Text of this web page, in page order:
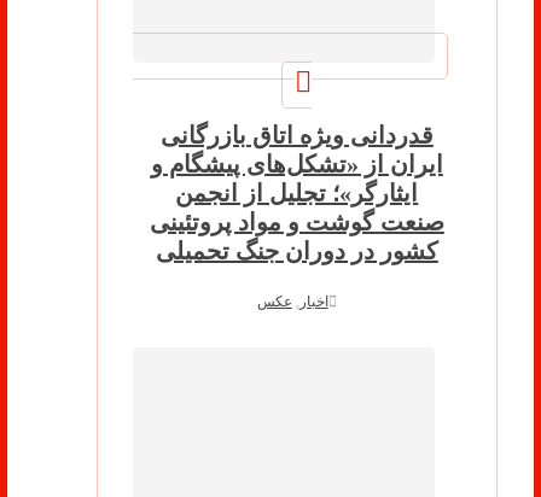
قدردانی ویژه اتاق بازرگانی
ایران از «تشکل‌های پیشگام و
ایثارگر»؛ تجلیل از انجمن
صنعت گوشت و مواد پروتئینی
کشور در دوران جنگ تحمیلی
اخبار , عکس